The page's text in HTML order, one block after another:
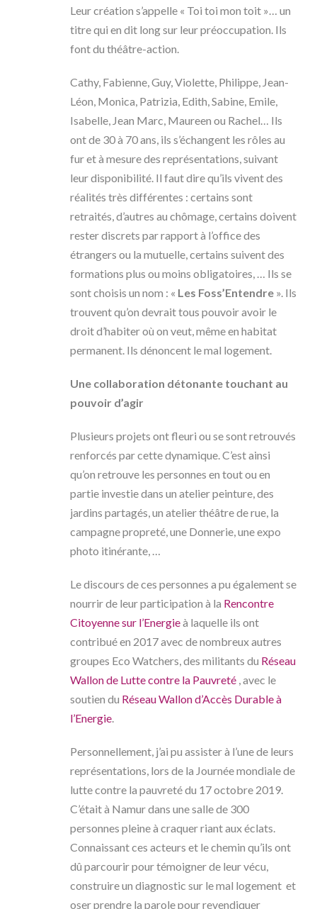
Leur création s’appelle « Toi toi mon toit »… un
titre qui en dit long sur leur préoccupation. Ils
font du théâtre-action.
Cathy, Fabienne, Guy, Violette, Philippe, Jean-
Léon, Monica, Patrizia, Edith, Sabine, Emile,
Isabelle, Jean Marc, Maureen ou Rachel… Ils
ont de 30 à 70 ans, ils s’échangent les rôles au
fur et à mesure des représentations, suivant
leur disponibilité. Il faut dire qu’ils vivent des
réalités très différentes : certains sont
retraités, d’autres au chômage, certains doivent
rester discrets par rapport à l’office des
étrangers ou la mutuelle, certains suivent des
formations plus ou moins obligatoires, … Ils se
sont choisis un nom : « Les Foss’Entendre ». Ils
trouvent qu’on devrait tous pouvoir avoir le
droit d’habiter où on veut, même en habitat
permanent. Ils dénoncent le mal logement.
Une collaboration détonante touchant au
pouvoir d’agir
Plusieurs projets ont fleuri ou se sont retrouvés
renforcés par cette dynamique. C’est ainsi
qu’on retrouve les personnes en tout ou en
partie investie dans un atelier peinture, des
jardins partagés, un atelier théâtre de rue, la
campagne propreté, une Donnerie, une expo
photo itinérante, …
Le discours de ces personnes a pu également se
nourrir de leur participation à la Rencontre
Citoyenne sur l’Energieà laquelle ils ont
contribué en 2017 avec de nombreux autres
groupes Eco Watchers, des militants du Réseau
Wallon de Lutte contre la Pauvreté , avec le
soutien du Réseau Wallon d’Accès Durable à
l’Energie.
Personnellement, j’ai pu assister à l’une de leurs
représentations, lors de la Journée mondiale de
lutte contre la pauvreté du 17 octobre 2019.
C’était à Namur dans une salle de 300
personnes pleine à craquer riant aux éclats.
Connaissant ces acteurs et le chemin qu’ils ont
dû parcourir pour témoigner de leur vécu,
construire un diagnostic sur le mal logement et
oser prendre la parole pour revendiquer